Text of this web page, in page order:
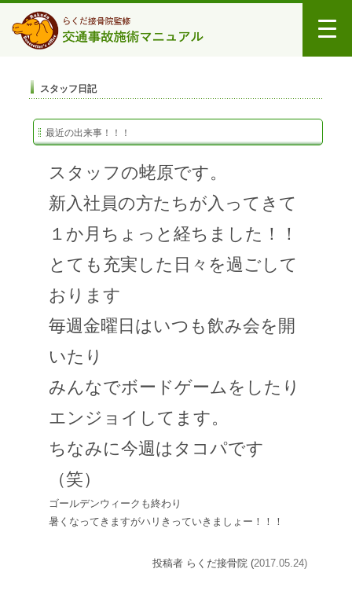
スタッフ日記
最近の出来事！！！
スタッフの蛯原です。
新入社員の方たちが入ってきて
１か月ちょっと経ちました！！
とても充実した日々を過ごして
おります
毎週金曜日はいつも飲み会を開
いたり
みんなでボードゲームをしたり
エンジョイしてます。
ちなみに今週はタコパです
（笑）
ゴールデンウィークも終わり
暑くなってきますがハリきっていきましょー！！！
投稿者 らくだ接骨院 (2017.05.24)